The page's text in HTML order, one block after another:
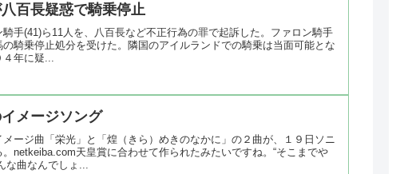
百長疑惑で騎乗停止
手(41)ら11人を、八百長など不正行為の罪で起訴した。ファロン騎手
騎乗停止処分を受けた。隣国のアイルランドでの騎乗は当面可能とな
４年に疑...
メージソング
ージ曲「栄光」と「煌（きら）めきのなかに」の２曲が、１９日ソニ
netkeiba.com天皇賞に合わせて作られたみたいですね。“そこまでや
な曲なんでしょ...